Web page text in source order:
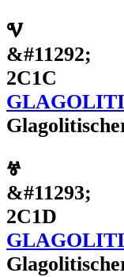
Ⱌ
&#11292;
2C1C
Ⱍ
&#11293;
2C1D